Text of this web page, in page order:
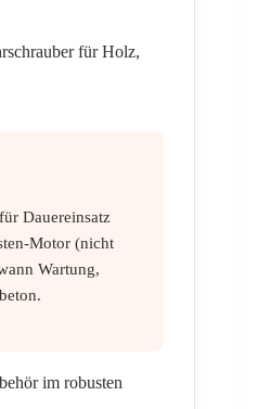
für Holz,
Dauereinsatz
Motor (nicht
Wartung,
im robusten